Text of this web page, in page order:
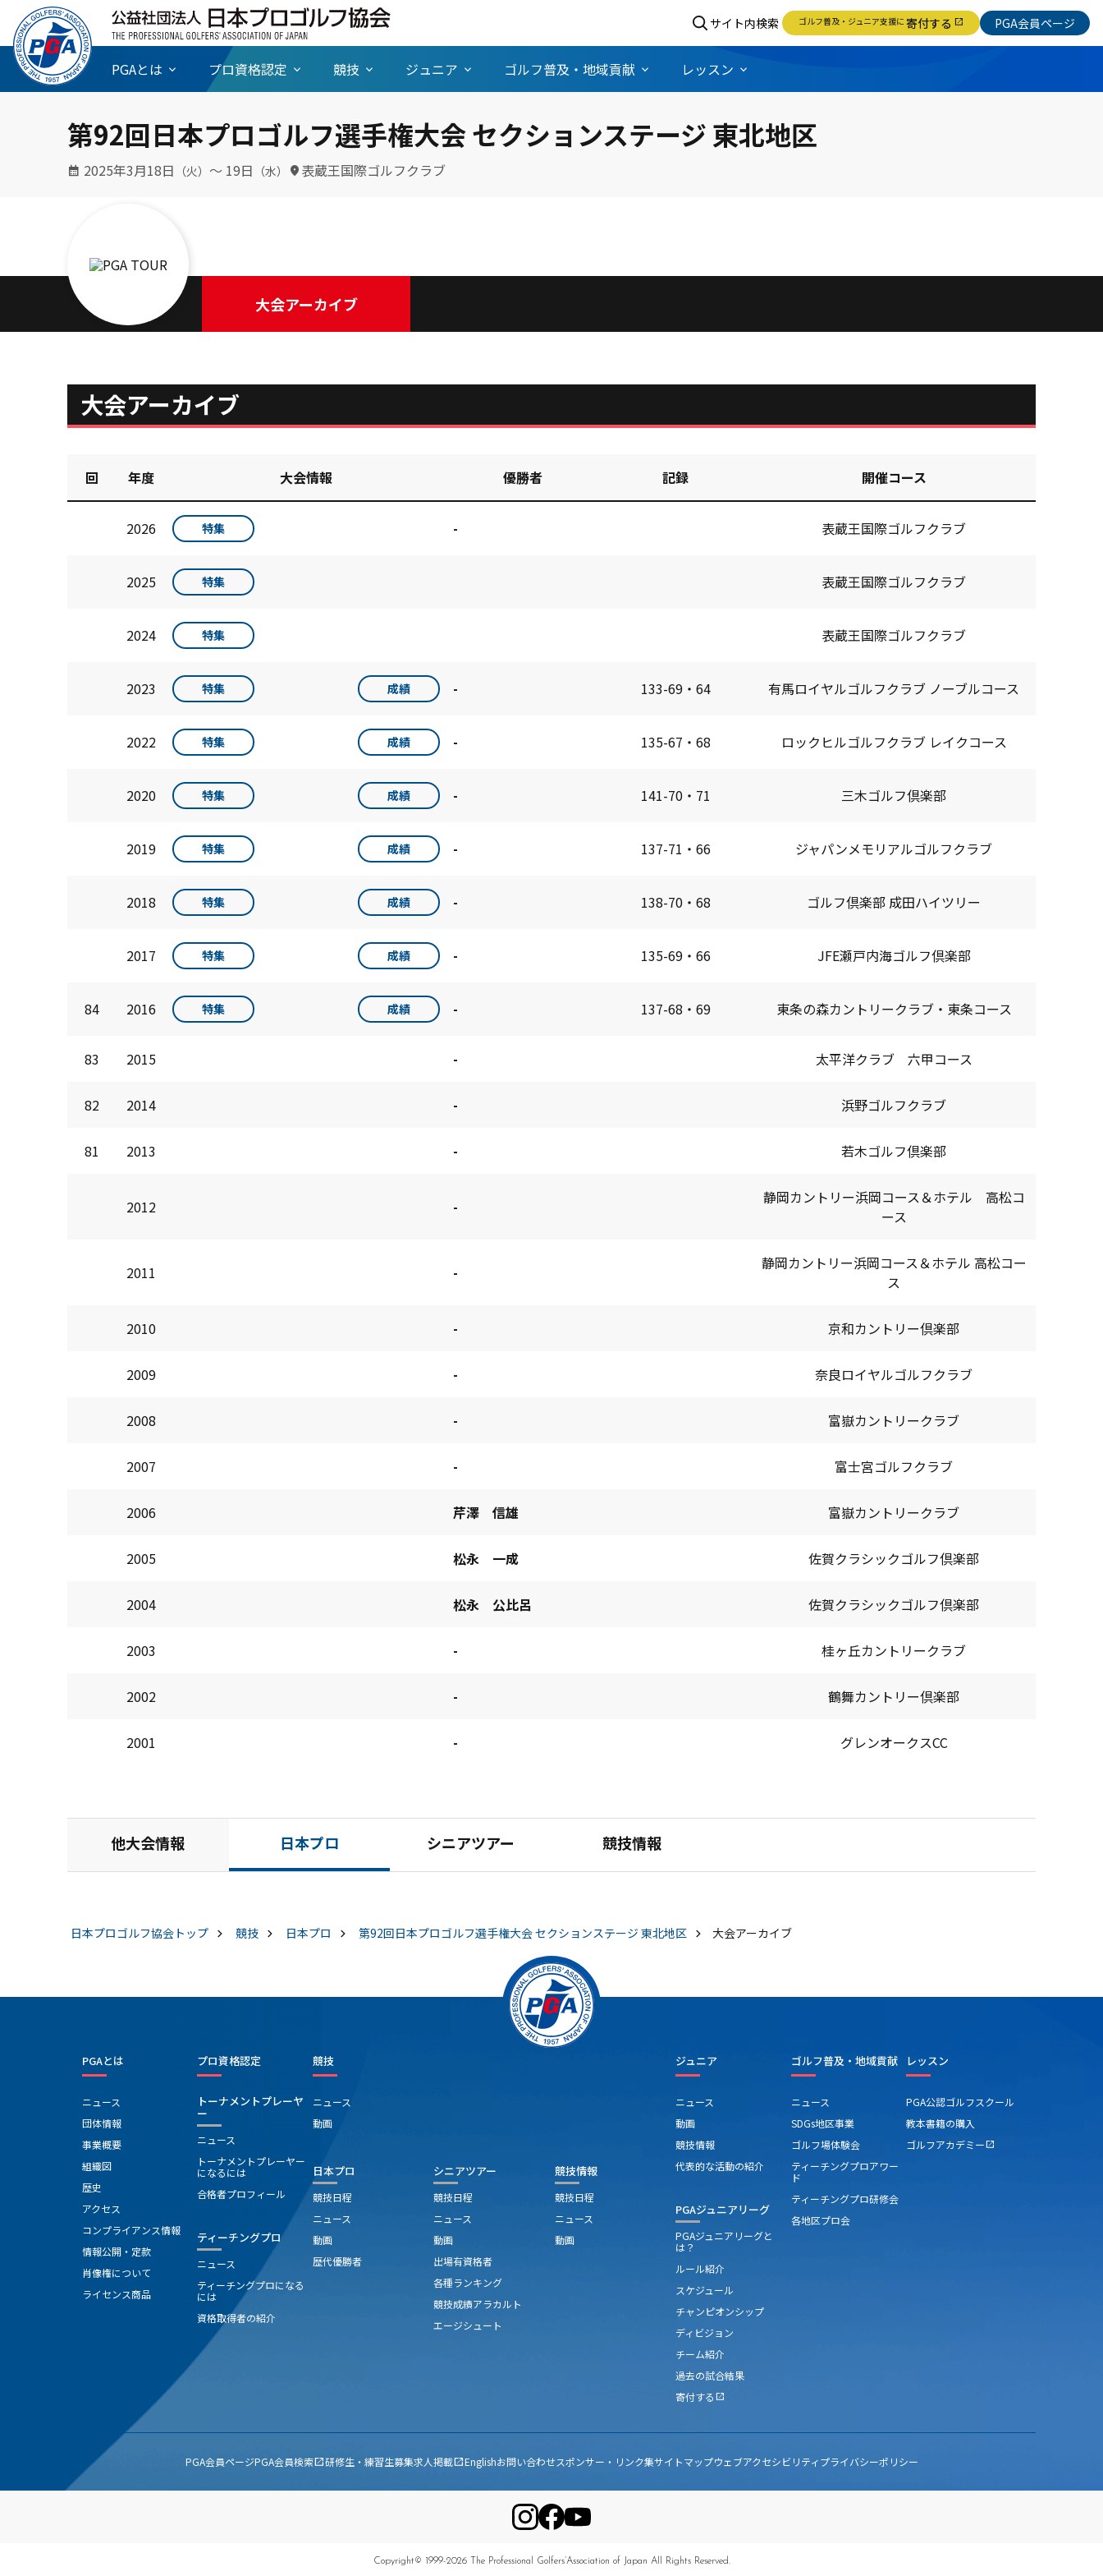
サイト内検索 ゴルフ普及・ジュニア支援に 寄付する open_in_new PGA会員ページ
PGAとは プロ資格認定 競技 ジュニア ゴルフ普及・地域貢献 レッスン
第92回日本プロゴルフ選手権大会 セクションステージ 東北地区
2025年3月18日 （火） 〜 19日 （水） 表蔵王国際ゴルフクラブ
大会アーカイブ
大会アーカイブ
回 年度 大会情報 優勝者 記録 開催コース
2026 特集 - 表蔵王国際ゴルフクラブ
2025 特集 表蔵王国際ゴルフクラブ
2024 特集 表蔵王国際ゴルフクラブ
2023 特集 成績 - 133-69・64 有馬ロイヤルゴルフクラブ ノーブルコース
2022 特集 成績 - 135-67・68 ロックヒルゴルフクラブ レイクコース
2020 特集 成績 - 141-70・71 三木ゴルフ倶楽部
2019 特集 成績 - 137-71・66 ジャパンメモリアルゴルフクラブ
2018 特集 成績 - 138-70・68 ゴルフ倶楽部 成田ハイツリー
2017 特集 成績 - 135-69・66 JFE瀬戸内海ゴルフ倶楽部
84 2016 特集 成績 - 137-68・69 東条の森カントリークラブ・東条コース
83 2015 - 太平洋クラブ 六甲コース
82 2014 - 浜野ゴルフクラブ
81 2013 - 若木ゴルフ倶楽部
2012 -
静岡カントリー浜岡コース＆ホテル 高松コ
ース
2011 -
静岡カントリー浜岡コース＆ホテル 高松コー
ス
2010 - 京和カントリー倶楽部
2009 - 奈良ロイヤルゴルフクラブ
2008 - 富嶽カントリークラブ
2007 - 富士宮ゴルフクラブ
2006 芹澤 信雄 富嶽カントリークラブ
2005 松永 一成 佐賀クラシックゴルフ倶楽部
2004 松永 公比呂 佐賀クラシックゴルフ倶楽部
2003 - 桂ヶ丘カントリークラブ
2002 - 鶴舞カントリー倶楽部
2001 - グレンオークスCC
他大会情報 日本プロ シニアツアー 競技情報
日本プロゴルフ協会 トップ 競技 日本プロ 第92回日本プロゴルフ選手権大会 セクションステージ 東北地区 大会アーカイブ
PGAとは
ニュース
団体情報
事業概要
組織図
歴史
アクセス
コンプライアンス情報
情報公開・定款
肖像権について
ライセンス商品
プロ資格認定
トーナメントプレーヤ
ー
ニュース
トーナメントプレーヤー
になるには
合格者プロフィール
ティーチングプロ
ニュース
ティーチングプロになる
には
資格取得者の紹介
競技
ニュース
動画
日本プロ
競技日程
ニュース
動画
歴代優勝者
シニアツアー
競技日程
ニュース
動画
出場有資格者
各種ランキング
競技成績アラカルト
エージシュート
競技情報
競技日程
ニュース
動画
ジュニア
ニュース
動画
競技情報
代表的な活動の紹介
PGAジュニアリーグ
PGAジュニアリーグと
は？
ルール紹介
スケジュール
チャンピオンシップ
ディビジョン
チーム紹介
過去の試合結果
寄付する open_in_new
ゴルフ普及・地域貢献
ニュース
SDGs地区事業
ゴルフ場体験会
ティーチングプロアワー
ド
ティーチングプロ研修会
各地区プロ会
レッスン
PGA公認ゴルフスクール
教本書籍の購入
ゴルフアカデミー open_in_new
PGA会員ページPGA会員検索open_in_new研修生・練習生募集求人掲載open_in_newEnglishお問い合わせスポンサー・リンク集サイトマップウェブアクセシビリティプライバシーポリシー
Copyright© 1999-2026 The Professional Golfers’Association of Japan All Rights Reserved.